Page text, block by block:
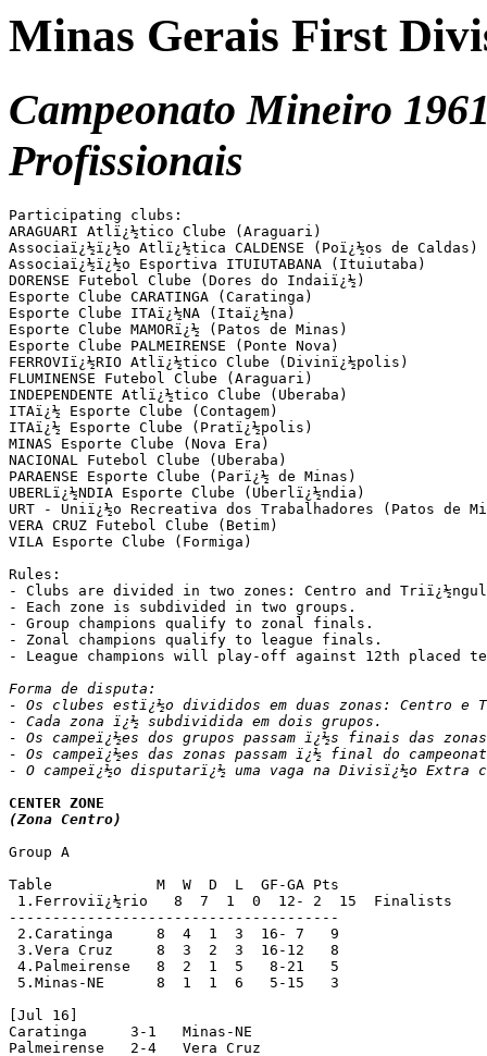
Minas Gerais First
Campeonato Mineiro
Profissionais
Participating clubs:
ARAGUARI Atlï¿½tico Clube (Araguari)
Associaï¿½ï¿½o Atlï¿½tica CALDENSE (Poï¿½os de Caldas)
Associaï¿½ï¿½o Esportiva ITUIUTABANA (Ituiutaba)
DORENSE Futebol Clube (Dores do Indaiï¿½)
Esporte Clube CARATINGA (Caratinga)
Esporte Clube ITAï¿½NA (Itaï¿½na)
Esporte Clube MAMORï¿½ (Patos de Minas)
Esporte Clube PALMEIRENSE (Ponte Nova)
FERROVIï¿½RIO Atlï¿½tico Clube (Divinï¿½polis)
FLUMINENSE Futebol Clube (Araguari)
INDEPENDENTE Atlï¿½tico Clube (Uberaba)
ITAï¿½ Esporte Clube (Contagem)
ITAï¿½ Esporte Clube (Pratï¿½polis)
MINAS Esporte Clube (Nova Era)
NACIONAL Futebol Clube (Uberaba)
PARAENSE Esporte Clube (Parï¿½ de Minas)
UBERLï¿½NDIA Esporte Clube (Uberlï¿½ndia)
URT - Uniï¿½o Recreativa dos Trabalhadores (Patos de
VERA CRUZ Futebol Clube (Betim)
VILA Esporte Clube (Formiga)
Rules:
- Clubs are divided in two zones: Centro and
- Each zone is subdivided in two groups.
- Group champions qualify to zonal finals.
- Zonal champions qualify to league finals.
- League champions will play-off against 12th placed
Forma de disputa:
- Os clubes estï¿½o divididos em duas zonas: Centro e
- Cada zona ï¿½ subdividida em dois grupos.
- Os campeï¿½es dos grupos passam ï¿½s finais das
- Os campeï¿½es das zonas passam ï¿½ final do
- O campeï¿½o disputarï¿½ uma vaga na Divisï¿½o
(Zona Centro)
Group A
Table            M  W  D  L  GF-GA Pts
1.Ferroviï¿½rio   8  7  1  0  12- 2  15  Finalists
--------------------------------------
2.Caratinga     8  4  1  3  16- 7   9
3.Vera Cruz     8  3  2  3  16-12   8
4.Palmeirense   8  2  1  5   8-21   5
5.Minas-NE      8  1  1  6   5-15   3
[Jul 16]
Caratinga     3-1   Minas-NE
Palmeirense   2-4   Vera Cruz